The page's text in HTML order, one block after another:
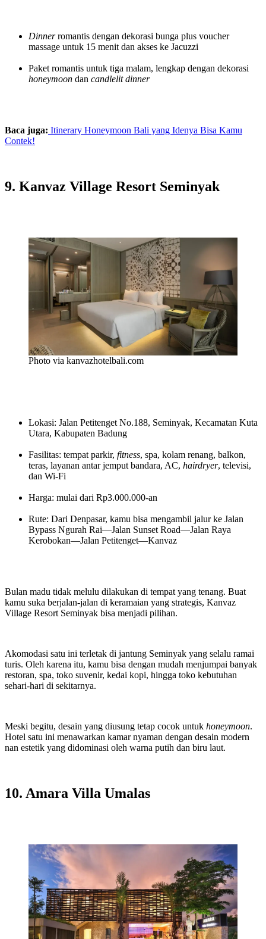
Dinnerromantis dengan dekorasi bunga plus voucher
massage untuk 15 menit dan akses ke Jacuzzi
Paket romantis untuk tiga malam, lengkap dengan dekorasi
honeymoon dan candlelit dinner
Baca juga: Itinerary Honeymoon Bali yang Idenya Bisa Kamu
Contek!
9. Kanvaz Village Resort Seminyak
Photo via kanvazhotelbali.com
Lokasi: Jalan Petitenget No.188, Seminyak, Kecamatan Kuta
Utara, Kabupaten Badung
Fasilitas: tempat parkir, fitness, spa, kolam renang, balkon,
teras, layanan antar jemput bandara, AC, hairdryer, televisi,
dan Wi-Fi
Harga: mulai dari Rp3.000.000-an
Rute: Dari Denpasar, kamu bisa mengambil jalur ke Jalan
Bypass Ngurah Rai—Jalan Sunset Road—Jalan Raya
Kerobokan—Jalan Petitenget—Kanvaz
Bulan madu tidak melulu dilakukan di tempat yang tenang. Buat
kamu suka berjalan-jalan di keramaian yang strategis, Kanvaz
Village Resort Seminyak bisa menjadi pilihan.
Akomodasi satu ini terletak di jantung Seminyak yang selalu ramai
turis. Oleh karena itu, kamu bisa dengan mudah menjumpai banyak
restoran, spa, toko suvenir, kedai kopi, hingga toko kebutuhan
sehari-hari di sekitarnya.
Meski begitu, desain yang diusung tetap cocok untuk honeymoon.
Hotel satu ini menawarkan kamar nyaman dengan desain modern
nan estetik yang didominasi oleh warna putih dan biru laut.
10. Amara Villa Umalas